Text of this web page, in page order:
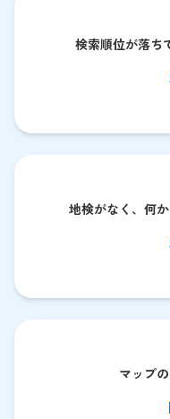
検索順位が落ち
地検がなく、何
マップ